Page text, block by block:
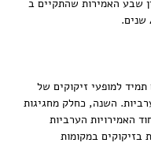
שבע האמירות שהתקיים ב
למופעי זיקוקים של
השנה, כחלק מחגיגות
האמירויות הערביות
בזיקוקים במקומות